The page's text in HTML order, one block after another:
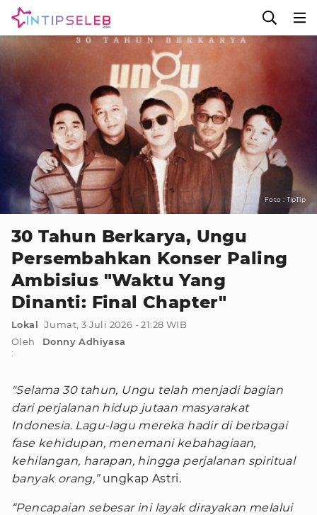
Foto : TipTip
30 Tahun Berkarya, Ungu
Persembahkan Konser Paling
Ambisius "Waktu Yang
Dinanti: Final Chapter"
Lokal
Jumat, 3 Juli 2026 - 21:28 WIB
Oleh
:
Donny Adhiyasa
"Selama 30 tahun, Ungu telah menjadi bagian
dari perjalanan hidup jutaan masyarakat
Indonesia. Lagu-lagu mereka hadir di berbagai
fase kehidupan, menemani kebahagiaan,
kehilangan, harapan, hingga perjalanan spiritual
banyak orang,”ungkap Astri.
“Pencapaian sebesar ini layak dirayakan melalui